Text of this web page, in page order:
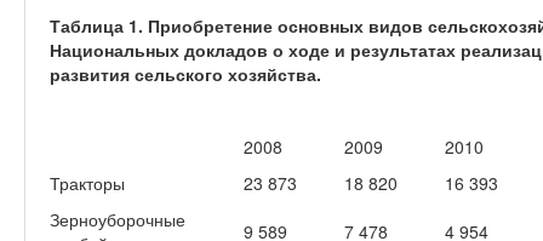
Таблица 1. Приобретение основных видов
Национальных докладов о ходе и результатах
развития сельского хозяйства.
2008 2009
2010
Тракторы
23 873 18 820
16 393
Зерноуборочные
9 589 7 478
4 954